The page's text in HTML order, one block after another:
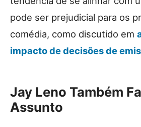
pode ser prejudicial para os
comédia, como discutido em
impacto de decisões de
Jay Leno Também
Assunto